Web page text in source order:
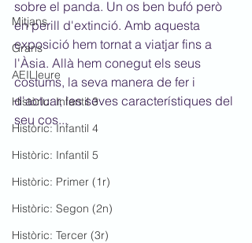
Mitjans
Grans
AEILleure
Històric: Infantil 3
Històric: Infantil 4
Històric: Infantil 5
Històric: Primer (1r)
Històric: Segon (2n)
Històric: Tercer (3r)
sobre el panda. Un os ben bufó però
en perill d'extinció. Amb aquesta
exposició hem tornat a viatjar fins a
l'Àsia. Allà hem conegut els seus
costums, la seva manera de fer i
d'actuar, les seves característiques del
seu cos...